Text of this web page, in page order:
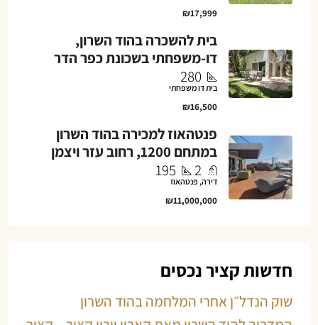
₪17,999
בית להשכרה בהוד השרון,
דו-משפחתי בשכונת כפר הדר
280
בית דו משפחתי
₪16,500
פנטהאוז למכירה בהוד השרון
במתחם 1200, רחוב עזר ויצמן
2
195
דירה, פנטהאוז
₪11,000,000
חדשות קציר נכסים
שוק הנדל״ן אחרי המלחמה בהוד השרון